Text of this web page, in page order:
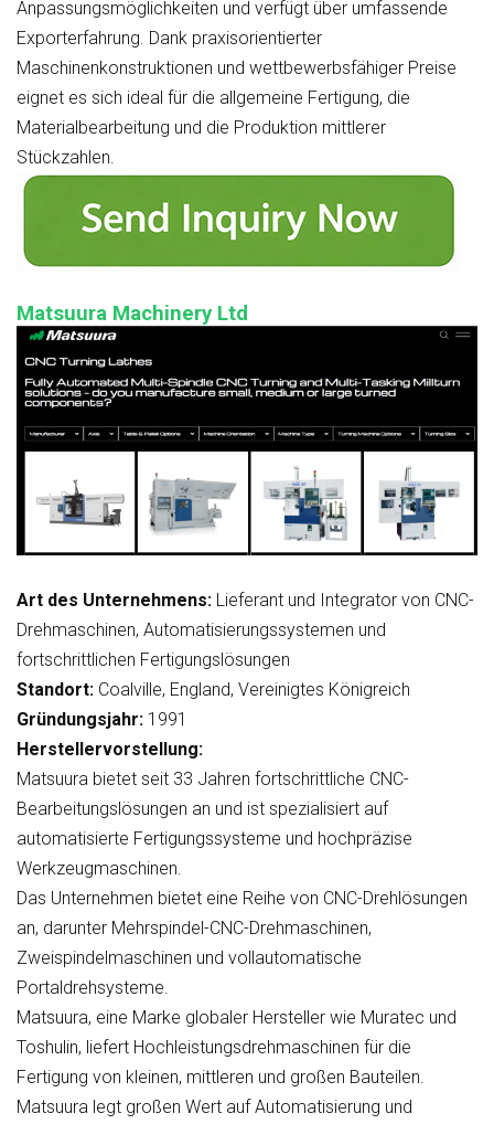
Anpassungsmöglichkeiten und verfügt über umfassende
Exporterfahrung. Dank praxisorientierter
Maschinenkonstruktionen und wettbewerbsfähiger Preise
eignet es sich ideal für die allgemeine Fertigung, die
Materialbearbeitung und die Produktion mittlerer
Stückzahlen.
Matsuura Machinery Ltd
Art des Unternehmens: Lieferant und Integrator von CNC-
Drehmaschinen, Automatisierungssystemen und
fortschrittlichen Fertigungslösungen
Standort: Coalville, England, Vereinigtes Königreich
Gründungsjahr: 1991
Herstellervorstellung:
Matsuura bietet seit 33 Jahren fortschrittliche CNC-
Bearbeitungslösungen an und ist spezialisiert auf
automatisierte Fertigungssysteme und hochpräzise
Werkzeugmaschinen.
Das Unternehmen bietet eine Reihe von CNC-Drehlösungen
an, darunter Mehrspindel-CNC-Drehmaschinen,
Zweispindelmaschinen und vollautomatische
Portaldrehsysteme.
Matsuura, eine Marke globaler Hersteller wie Muratec und
Toshulin, liefert Hochleistungsdrehmaschinen für die
Fertigung von kleinen, mittleren und großen Bauteilen.
Matsuura legt großen Wert auf Automatisierung und